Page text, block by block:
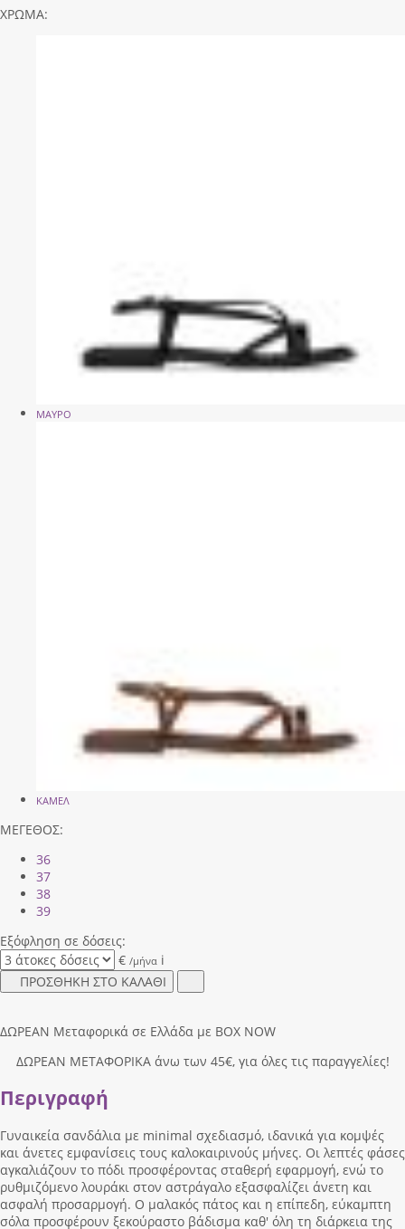
ΧΡΩΜΑ:
ΜΑΥΡΟ
ΚΑΜΕΛ
ΜΕΓΕΘΟΣ:
36
37
38
39
Εξόφληση σε δόσεις:
€ /μήνα i
ΠΡΟΣΘΗΚΗ ΣΤΟ ΚΑΛΑΘΙ
ΔΩΡΕΑΝ Μεταφορικά σε Ελλάδα με BOX NOW
ΔΩΡΕΑΝ ΜΕΤΑΦΟΡΙΚΑ άνω των 45€, για όλες τις παραγγελίες!
Περιγραφή
Γυναικεία σανδάλια με minimal σχεδιασμό, ιδανικά για κομψές
και άνετες εμφανίσεις τους καλοκαιρινούς μήνες. Οι λεπτές φάσες
αγκαλιάζουν το πόδι προσφέροντας σταθερή εφαρμογή, ενώ το
ρυθμιζόμενο λουράκι στον αστράγαλο εξασφαλίζει άνετη και
ασφαλή προσαρμογή. Ο μαλακός πάτος και η επίπεδη, εύκαμπτη
σόλα προσφέρουν ξεκούραστο βάδισμα καθ' όλη τη διάρκεια της